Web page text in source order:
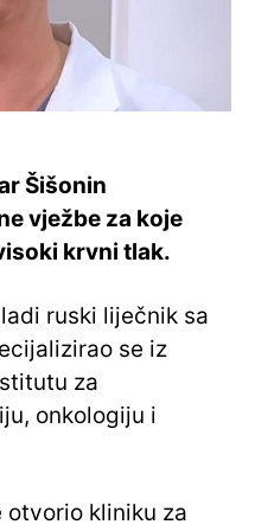
Šišonin
vježbe za koje
krvni tlak.
ruski liječnik sa
se iz
za
onkologiju i
otvorio kliniku za